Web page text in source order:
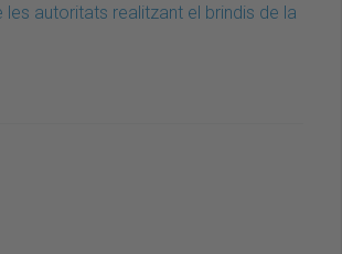
les autoritats realitzant el brindis de la